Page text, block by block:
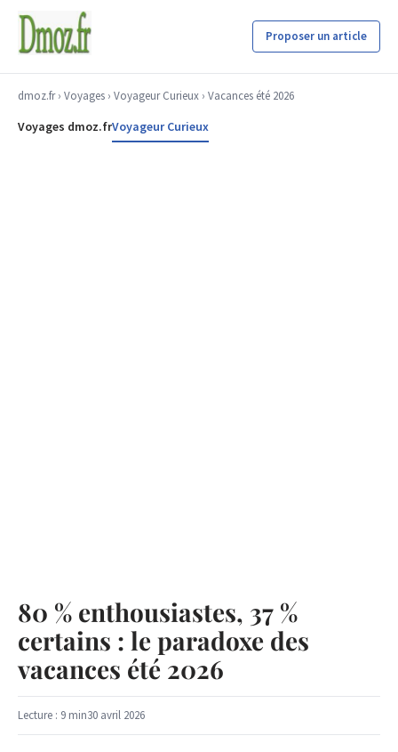
Proposer un article
dmoz.fr› Voyages › Voyageur Curieux › Vacances été 2026
Voyages dmoz.frVoyageur Curieux
80 % enthousiastes, 37 %
certains : le paradoxe des
vacances été 2026
Lecture : 9 min30 avril 2026